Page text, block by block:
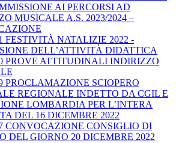
AI PERCORSI AD
MUSICALE A.S. 2023/2024 –
FESTIVITÀ NATALIZIE 2022 -
DELL’ATTIVITÀ DIDATTICA
PROVE ATTITUDINALI INDIRIZZO
PROCLAMAZIONE SCIOPERO
REGIONALE INDETTO DA CGIL E
LOMBARDIA PER L’INTERA
DEL 16 DICEMBRE 2022
CONVOCAZIONE CONSIGLIO DI
DEL GIORNO 20 DICEMBRE 2022